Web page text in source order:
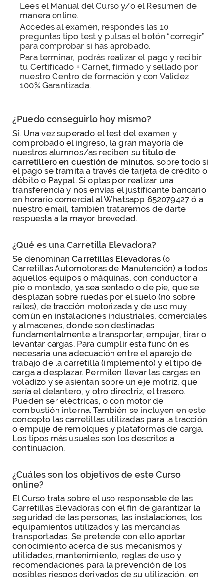
Lees el Manual del Curso y/o el Resumen de
manera online.
Accedes al examen, respondes las 10
preguntas tipo test y pulsas el botón “corregir”
para comprobar si has aprobado.
Para terminar, podrás realizar el pago y recibir
tu Certificado + Carnet, firmado y sellado por
nuestro Centro de formación y con Validez
100% Garantizada.
¿Puedo conseguirlo hoy mismo?
Sí. Una vez superado el test del examen y
comprobado el ingreso, la gran mayoría de
nuestros alumnos/as reciben sutitulo de
carretillero en cuestión de minutos, sobre todo si
el pago se tramita a través de tarjeta de crédito o
débito o Paypal. Si optas por realizar una
transferencia y nos envías el justificante bancario
en horario comercial al Whatsapp 652079427 ó a
nuestro email, también trataremos de darte
respuesta a la mayor brevedad.
¿Qué es una Carretilla Elevadora?
Se denominanCarretillas Elevadoras(o
Carretillas Automotoras de Manutención) a todos
aquellos equipos o máquinas, con conductor a
pie o montado, ya sea sentado o de pie, que se
desplazan sobre ruedas por el suelo (no sobre
raíles), de tracción motorizada y de uso muy
común en instalaciones industriales, comerciales
y almacenes, donde son destinadas
fundamentalmente a transportar, empujar, tirar o
levantar cargas. Para cumplir esta función es
necesaria una adecuación entre el aparejo de
trabajo de la carretilla (implemento) y el tipo de
carga a desplazar. Permiten llevar las cargas en
voladizo y se asientan sobre un eje motriz, que
sería el delantero, y otro directriz, el trasero.
Pueden ser eléctricas, o con motor de
combustión interna. También se incluyen en este
concepto las carretillas utilizadas para la tracción
o empuje de remolques y plataformas de carga.
Los tipos más usuales son los descritos a
continuación.
¿Cuáles son los objetivos de este Curso
online?
El Curso trata sobre el uso responsable de las
Carretillas Elevadoras con el fin de garantizar la
seguridad de las personas, las instalaciones, los
equipamientos utilizados y las mercancías
transportadas. Se pretende con ello aportar
conocimiento acerca de sus mecanismos y
utilidades, mantenimiento, reglas de uso y
recomendaciones para la prevención de los
posibles riesgos derivados de su utilización, en